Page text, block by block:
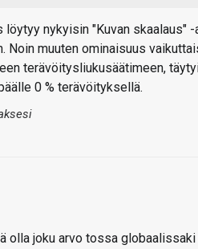
löytyy nykyisin "Kuvan skaalaus"
Noin muuten ominaisuus
terävöitysliukusäätimeen,
0 % terävöityksellä.
olla joku arvo tossa